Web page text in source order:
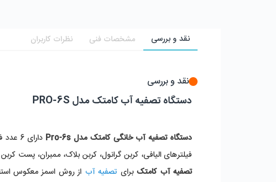
نقد و بررسی مشخصات فنی نظرات کاربران
نقد و بررسی
دستگاه تصفیه آب کامتک مدل PRO-6S
دستگاه تصفیه آب خانگی کامتک مدل Pro-6s
فیلترهای الیافی، کربن گرانول، کربن بلاک، ممبران، پست
تصفیه آب کامتک برای تصفیه آب از روش اسمز معکوس